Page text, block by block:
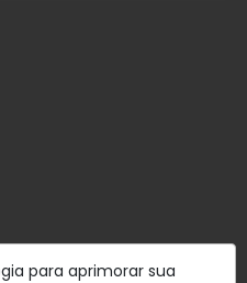
para aprimorar sua